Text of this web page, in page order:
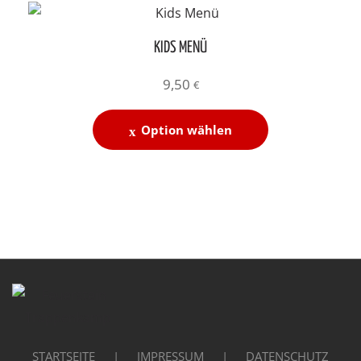
KIDS MENÜ
9,50 €
Option wählen
STARTSEITE IMPRESSUM DATENSCHUTZ